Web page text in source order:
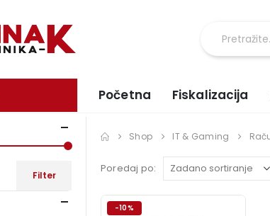
Početna Fiskalizacija
Shop IT & Gaming
Poredaj po:
-10%
Filter